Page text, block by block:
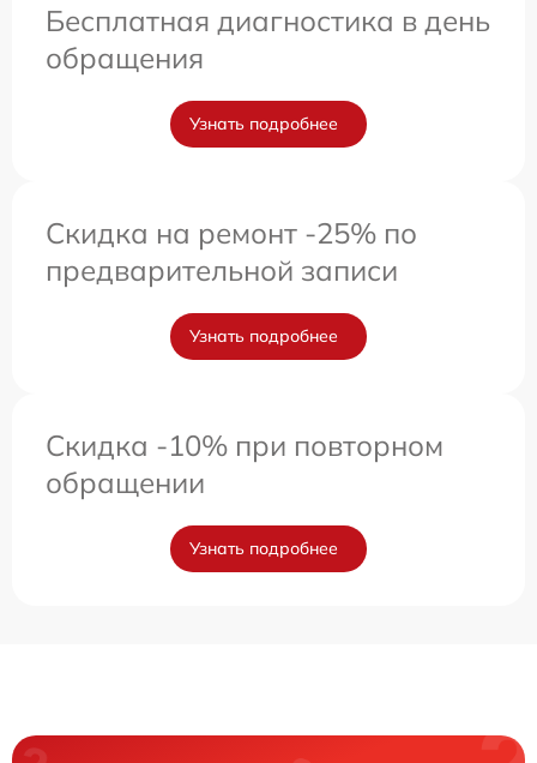
Бесплатная диагностика в день
обращения
Узнать подробнее
Скидка на ремонт -25% по
предварительной записи
Узнать подробнее
Скидка -10% при повторном
обращении
Узнать подробнее